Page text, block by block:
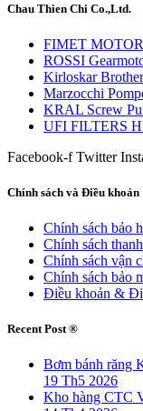
Chau Thien Chi Co.,Ltd.
FIMET
ROSSI
Kirloskar
Marzocchi
KRAL Screw
UFI FILTERS
Facebook-f Twitter
Chính sách và Điều khoản
Chính sách bảo
Chính sách
Chính sách vận
Chính sách bảo
Điều khoản &
Recent Post ®
Bơm bánh răng
19 Th5 2026
Kho hàng CTC